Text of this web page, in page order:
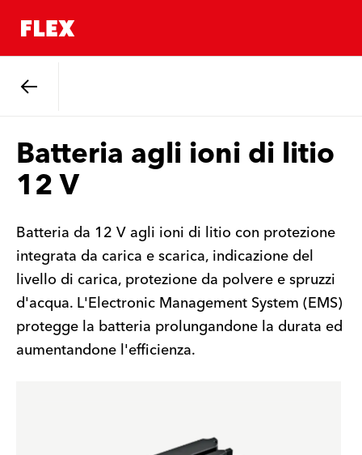
Batteria agli ioni di litio
12 V
Batteria da 12 V agli ioni di litio con protezione
integrata da carica e scarica, indicazione del
livello di carica, protezione da polvere e spruzzi
d'acqua. L'Electronic Management System (EMS)
protegge la batteria prolungandone la durata ed
aumentandone l'efficienza.